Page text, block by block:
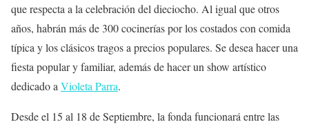
que respecta a la celebración del dieciocho. Al igual que otros
años, habrán más de 300 cocinerías por los costados con comida
típica y los clásicos tragos a precios populares. Se desea hacer una
fiesta popular y familiar, además de hacer un show artístico
dedicado a Violeta Parra.
Desde el 15 al 18 de Septiembre, la fonda funcionará entre las